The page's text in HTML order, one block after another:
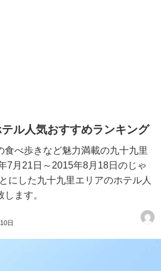
ル人気おすすめランキング
食べ歩きなど魅力満載の九十九里
7月21日～2015年8月18日のじゃ
にした九十九里エリアのホテル人
ます。
日